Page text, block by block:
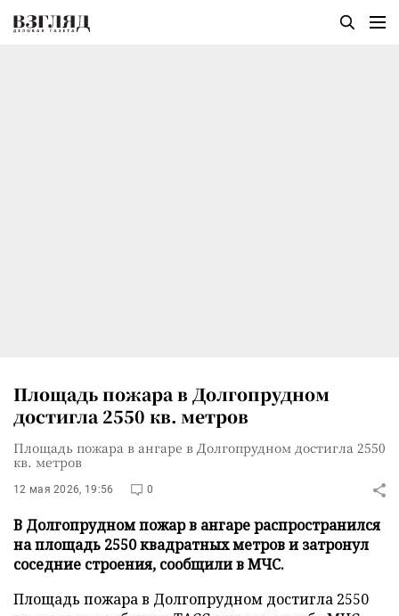
Площадь пожара в Долгопрудном
достигла 2550 кв. метров
Площадь пожара в ангаре в Долгопрудном достигла 2550
кв. метров
12 мая 2026, 19:56 0
В Долгопрудном пожар в ангаре распространился
на площадь 2550 квадратных метров и затронул
соседние строения, сообщили в МЧС.
Площадь пожара в Долгопрудном достигла 2550